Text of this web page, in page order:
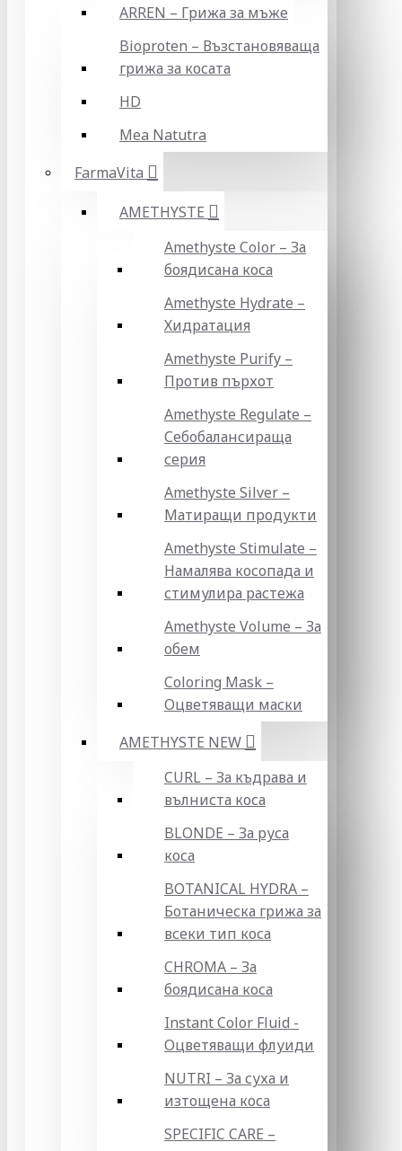
ARREN – Грижа за мъже
Bioproten – Възстановяваща
грижа за косата
HD
Mea Natutra
FarmaVita
AMETHYSTE
Amethyste Color – За
боядисана коса
Amethyste Hydrate –
Хидратация
Amethyste Purify –
Против пърхот
Amethyste Regulate –
Себобалансираща
серия
Amethyste Silver –
Матиращи продукти
Amethyste Stimulate –
Намалява косопада и
стимулира растежа
Amethyste Volume – За
обем
Coloring Mask –
Оцветяващи маски
AMETHYSTE NEW
CURL – За къдрава и
вълниста коса
BLONDE – За руса
коса
BOTANICAL HYDRA –
Ботаническа грижа за
всеки тип коса
CHROMA – За
боядисана коса
Instant Color Fluid -
Оцветяващи флуиди
NUTRI – За суха и
изтощена коса
SPECIFIC CARE –